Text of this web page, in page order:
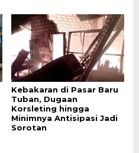
Kebakaran di Pasar Baru
Tuban, Dugaan
Korsleting hingga
Minimnya Antisipasi Jadi
Sorotan